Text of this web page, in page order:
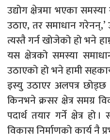
उद्योग क्षेत्रमा भएका
उठाए, तर समाधान
त्यस्तै गर्न खोजेको हो भने
यस क्षेत्रको समस्या
उठाएको हो भने हामी
इस्यु उठाएर अलपत्र
किनभने क्रसर क्षेत्र समग्र
पदार्थ तयार गर्ने क्षेत्र
विकास निर्माणको कार्य नै